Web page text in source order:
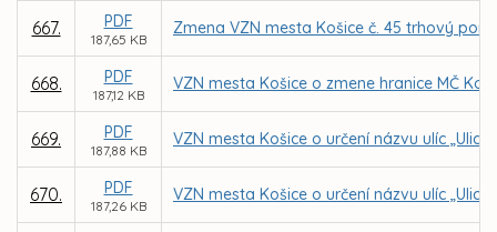
667. PDF
187,65 KB
Zmena VZN mesta Košice č. 45 trhový
668. PDF
187,12 KB
VZN mesta Košice o zmene hranice MČ
669. PDF
187,88 KB
VZN mesta Košice o určení názvu ulíc
670. PDF
187,26 KB
VZN mesta Košice o určení názvu ulíc